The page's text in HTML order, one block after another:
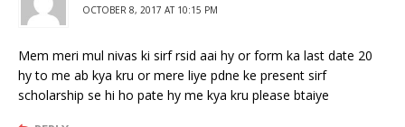
OCTOBER 8, 2017 AT 10:15 PM
Mem meri mul nivas ki sirf rsid aai hy or form ka last date 20
hy to me ab kya kru or mere liye pdne ke present sirf
scholarship se hi ho pate hy me kya kru please btaiye